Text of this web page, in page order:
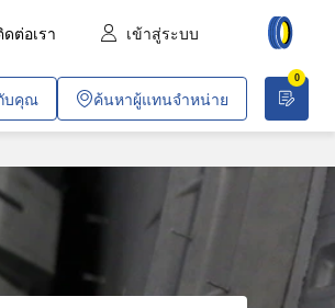
ดต่อเรา เข้าสู่ระบบ
ส่งสินค้า
ส่งผู้โดยสาร
ษตร
สร้างและอุตสาหกรรม
วไปและเหมืองหิน
0
บคุณ ค้นหาผู้แทนจำหน่าย